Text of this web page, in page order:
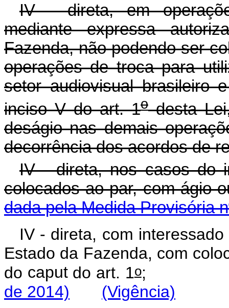
IV - direta, em
mediante expressa
Fazenda, não podendo ser
operações de troca para
setor audiovisual brasileiro
inciso V do art. 1odesta
deságio nas demais
decorrência dos acordos de
IV - direta, nos casos do
colocados ao par,
dada pela Medida Provisória
IV - direta, com
Estado da Fazenda, com
do caputdo art. 1o
de 2014)
(Vigência)